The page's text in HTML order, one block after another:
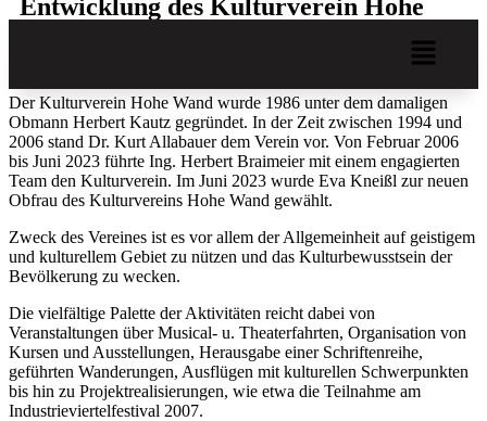
Entwicklung des Kulturverein Hohe
Der Kulturverein Hohe Wand wurde 1986 unter dem damaligen
Obmann Herbert Kautz gegründet. In der Zeit zwischen 1994 und
2006 stand Dr. Kurt Allabauer dem Verein vor. Von Februar 2006
bis Juni 2023 führte Ing. Herbert Braimeier mit einem engagierten
Team den Kulturverein. Im Juni 2023 wurde Eva Kneißl zur neuen
Obfrau des Kulturvereins Hohe Wand gewählt.
Zweck des Vereines ist es vor allem der Allgemeinheit auf geistigem
und kulturellem Gebiet zu nützen und das Kulturbewusstsein der
Bevölkerung zu wecken.
Die vielfältige Palette der Aktivitäten reicht dabei von
Veranstaltungen über Musical- u. Theaterfahrten, Organisation von
Kursen und Ausstellungen, Herausgabe einer Schriftenreihe,
geführten Wanderungen, Ausflügen mit kulturellen Schwerpunkten
bis hin zu Projektrealisierungen, wie etwa die Teilnahme am
Industrieviertelfestival 2007.